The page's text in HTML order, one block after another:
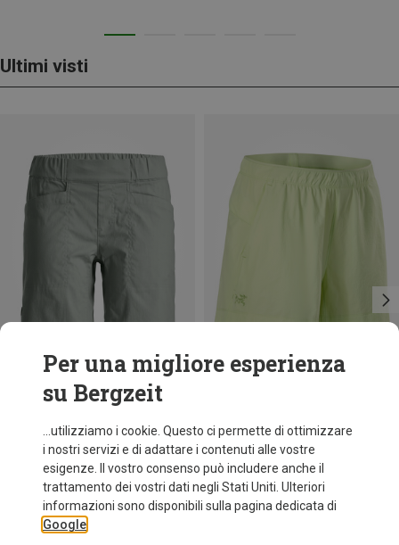
Ultimi visti
Risparmi 33%
Per una migliore esperienza
su Bergzeit
...utilizziamo i cookie. Questo ci permette di ottimizzare
i nostri servizi e di adattare i contenuti alle vostre
esigenze. Il vostro consenso può includere anche il
trattamento dei vostri dati negli Stati Uniti. Ulteriori
informazioni sono disponibili sulla pagina dedicata di
Google